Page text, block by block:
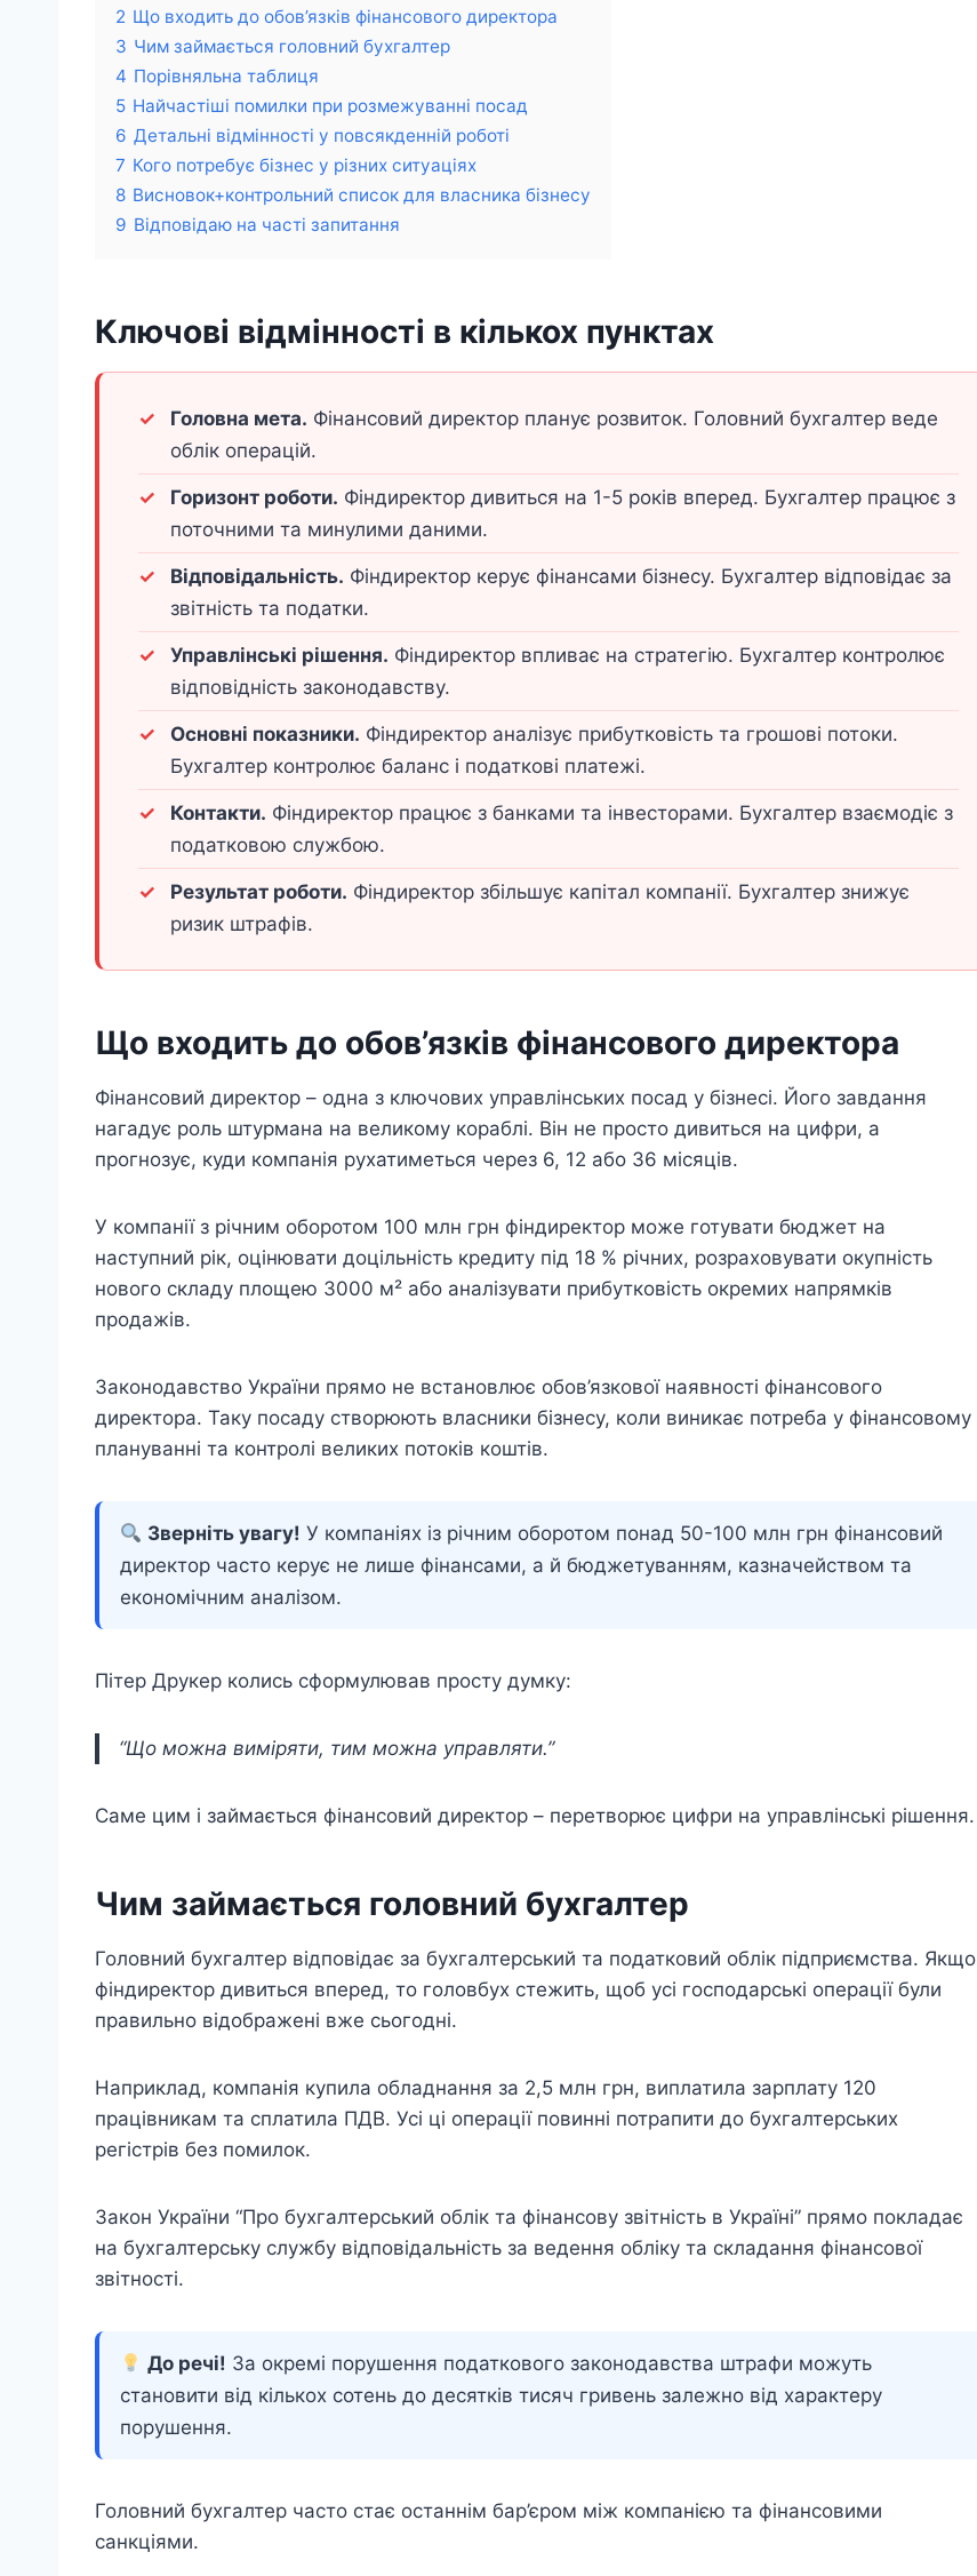
2 Що входить до обов’язків фінансового директора
3 Чим займається головний бухгалтер
4 Порівняльна таблиця
5 Найчастіші помилки при розмежуванні посад
6 Детальні відмінності у повсякденній роботі
7 Кого потребує бізнес у різних ситуаціях
8 Висновок+контрольний список для власника бізнесу
9 Відповідаю на часті запитання
Ключові відмінності в кількох пунктах
Головна мета. Фінансовий директор планує розвиток. Головний бухгалтер веде
облік операцій.
Горизонт роботи. Фіндиректор дивиться на 1-5 років вперед. Бухгалтер працює з
поточними та минулими даними.
Відповідальність. Фіндиректор керує фінансами бізнесу. Бухгалтер відповідає за
звітність та податки.
Управлінські рішення. Фіндиректор впливає на стратегію. Бухгалтер контролює
відповідність законодавству.
Основні показники. Фіндиректор аналізує прибутковість та грошові потоки.
Бухгалтер контролює баланс і податкові платежі.
Контакти. Фіндиректор працює з банками та інвесторами. Бухгалтер взаємодіє з
податковою службою.
Результат роботи. Фіндиректор збільшує капітал компанії. Бухгалтер знижує
ризик штрафів.
Що входить до обов’язків фінансового директора
Фінансовий директор – одна з ключових управлінських посад у бізнесі. Його завдання
нагадує роль штурмана на великому кораблі. Він не просто дивиться на цифри, а
прогнозує, куди компанія рухатиметься через 6, 12 або 36 місяців.
У компанії з річним оборотом 100 млн грн фіндиректор може готувати бюджет на
наступний рік, оцінювати доцільність кредиту під 18 % річних, розраховувати окупність
нового складу площею 3000 м² або аналізувати прибутковість окремих напрямків
продажів.
Законодавство України прямо не встановлює обов’язкової наявності фінансового
директора. Таку посаду створюють власники бізнесу, коли виникає потреба у фінансовому
плануванні та контролі великих потоків коштів.
Зверніть увагу! У компаніях із річним оборотом понад 50-100 млн грн фінансовий
директор часто керує не лише фінансами, а й бюджетуванням, казначейством та
економічним аналізом.
Пітер Друкер колись сформулював просту думку:
“Що можна виміряти, тим можна управляти.”
Саме цим і займається фінансовий директор – перетворює цифри на управлінські рішення.
Чим займається головний бухгалтер
Головний бухгалтер відповідає за бухгалтерський та податковий облік підприємства. Якщо
фіндиректор дивиться вперед, то головбух стежить, щоб усі господарські операції були
правильно відображені вже сьогодні.
Наприклад, компанія купила обладнання за 2,5 млн грн, виплатила зарплату 120
працівникам та сплатила ПДВ. Усі ці операції повинні потрапити до бухгалтерських
регістрів без помилок.
Закон України “Про бухгалтерський облік та фінансову звітність в Україні” прямо покладає
на бухгалтерську службу відповідальність за ведення обліку та складання фінансової
звітності.
До речі! За окремі порушення податкового законодавства штрафи можуть
становити від кількох сотень до десятків тисяч гривень залежно від характеру
порушення.
Головний бухгалтер часто стає останнім бар’єром між компанією та фінансовими
санкціями.